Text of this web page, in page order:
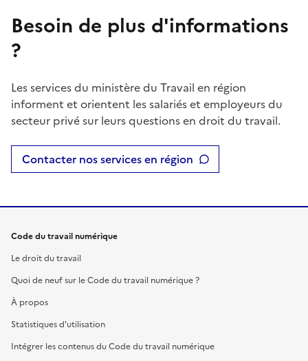
Besoin de plus d'informations
?
Les services du ministère du Travail en région
informent et orientent les salariés et employeurs du
secteur privé sur leurs questions en droit du travail.
Contacter nos services en région
Code du travail numérique
Le droit du travail
Quoi de neuf sur le Code du travail numérique ?
À propos
Statistiques d'utilisation
Intégrer les contenus du Code du travail numérique